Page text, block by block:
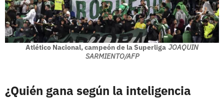
Atlético Nacional, campeón de la Superliga JOAQUIN
SARMIENTO/AFP
¿Quién gana según la inteligencia